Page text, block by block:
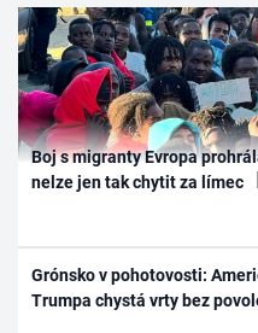
Boj s migranty Evropa
nelze jen tak chytit za límec
Grónsko v pohotovosti:
Trumpa chystá vrty bez